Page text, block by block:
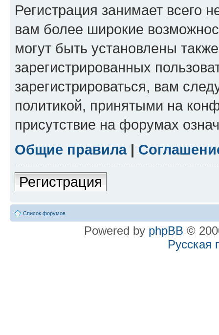
Регистрация занимает всего
вам более широкие
могут быть установлены
зарегистрированных
зарегистрироваться, вам
политикой, принятыми на
присутствие на форумах
Общие правила|
Регистрация
Список форумов
Powered by phpBB ©
Русская